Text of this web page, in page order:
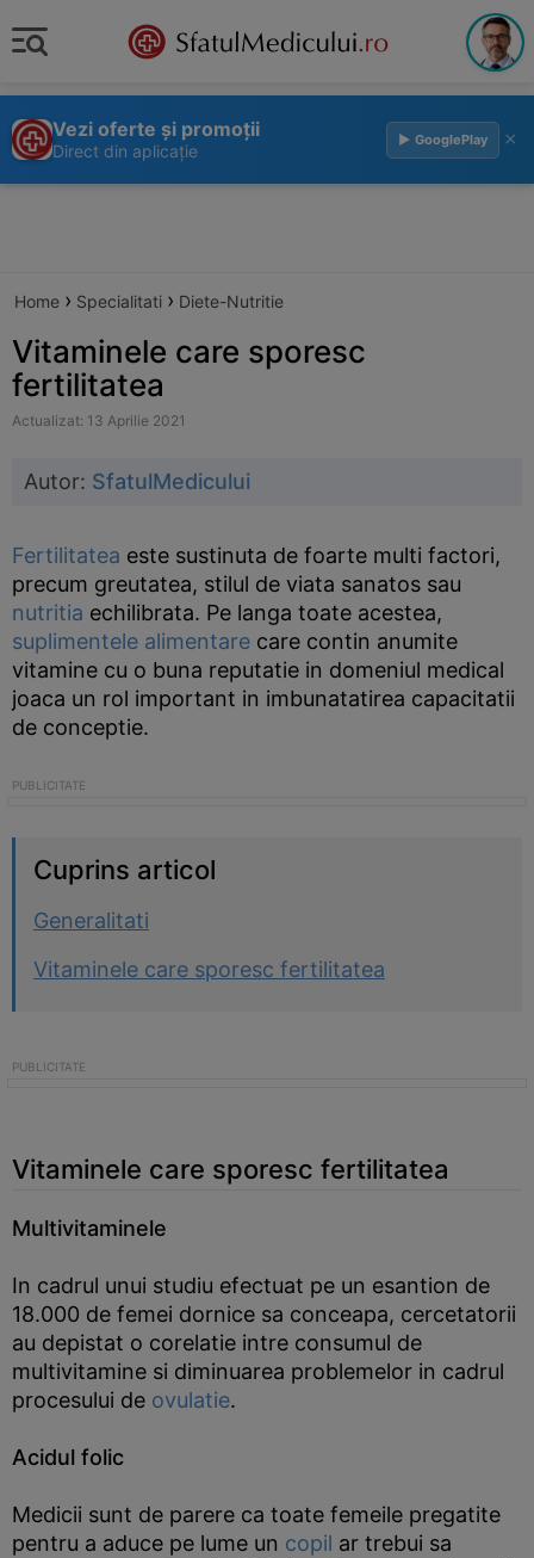
Vezi oferte și promoții
Direct din aplicație
▶ GooglePlay ×
Home › Specialitati › Diete-Nutritie
Vitaminele care sporesc
fertilitatea
Actualizat: 13 Aprilie 2021
Autor: SfatulMedicului
Fertilitatea este sustinuta de foarte multi factori,
precum greutatea, stilul de viata sanatos sau
nutritia echilibrata. Pe langa toate acestea,
suplimentele alimentare care contin anumite
vitamine cu o buna reputatie in domeniul medical
joaca un rol important in imbunatatirea capacitatii
de conceptie.
Cuprins articol
Generalitati
Vitaminele care sporesc fertilitatea
Vitaminele care sporesc fertilitatea
Multivitaminele
In cadrul unui studiu efectuat pe un esantion de
18.000 de femei dornice sa conceapa, cercetatorii
au depistat o corelatie intre consumul de
multivitamine si diminuarea problemelor in cadrul
procesului de ovulatie.
Acidul folic
Medicii sunt de parere ca toate femeile pregatite
pentru a aduce pe lume un copil ar trebui sa